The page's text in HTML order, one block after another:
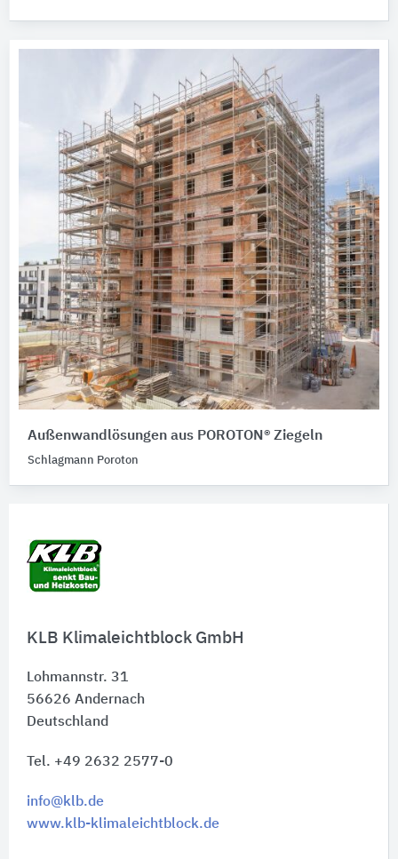
KLB Klimaleichtblock GmbH
Lohmannstr. 31
56626 Andernach
Deutschland
Tel. +49 2632 2577-0
info@klb.de
www.klb-klimaleichtblock.de
Außenwandlösungen aus POROTON® Ziegeln
Schlagmann Poroton